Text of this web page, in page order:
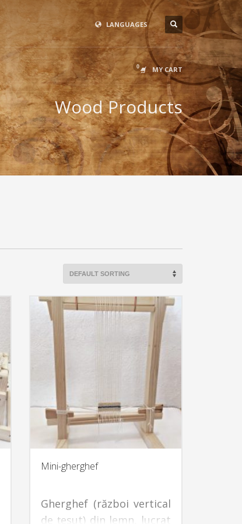
LANGUAGES
MY CART
Wood Products
Mini-gherghef
Gherghef (război vertical
de ţesut) din lemn, lucrat